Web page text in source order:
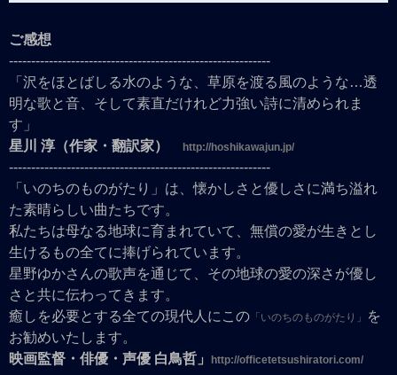
ご感想
-----------------------------------------------------------
「沢をほとばしる水のような、草原を渡る風のような…透
明な歌と音、そして素直だけれど力強い詩に清められま
す」
星川 淳（作家・翻訳家）
http://hoshikawajun.jp/
-----------------------------------------------------------
「いのちのものがたり」は、懐かしさと優しさに満ち溢れ
た素晴らしい曲たちです。
私たちは母なる地球に育まれていて、無償の愛が生きとし
生けるもの全てに捧げられています。
星野ゆかさんの歌声を通じて、その地球の愛の深さが優し
さと共に伝わってきます。
癒しを必要とする全ての現代人にこの 「いのちのものがたり」
を
お勧めいたします。
映画監督・俳優・声優 白鳥哲」
http://officetetsushiratori.com/